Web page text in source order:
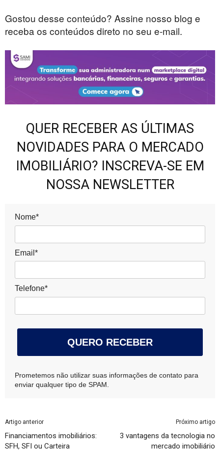
Gostou desse conteúdo? Assine nosso blog e
receba os conteúdos direto no seu e-mail.
QUER RECEBER AS ÚLTIMAS
NOVIDADES PARA O MERCADO
IMOBILIÁRIO? INSCREVA-SE EM
NOSSA NEWSLETTER
Nome*
Email*
Telefone*
QUERO RECEBER
Prometemos não utilizar suas informações de contato para
enviar qualquer tipo de SPAM.
Artigo anterior
Financiamentos imobiliários:
SFH, SFI ou Carteira
Próximo artigo
3 vantagens da tecnologia no
mercado imobiliário